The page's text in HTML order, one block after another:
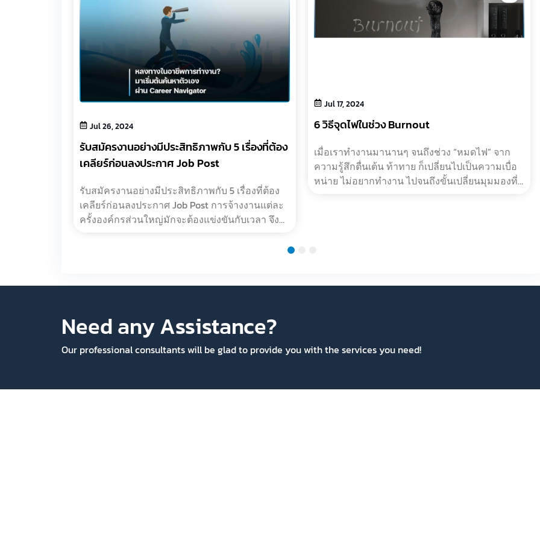
Jul 26, 2024
รับสมัครงานอย่างมีประสิทธิภาพกับ 5 เรื่องที่ต้อง
เคลียร์ก่อนลงประกาศ Job Post
รับสมัครงานอย่างมีประสิทธิภาพกับ 5 เรื่องที่ต้อง
เคลียร์ก่อนลงประกาศ Job Post การจ้างงานแต่ละ
ครั้งองค์กรส่วนใหญ่มักจะต้องแข่งขันกับเวลา จึงมี
Jul 17, 2024
6 วิธีจุดไฟในช่วง Burnout
เมื่อเราทำงานมานานๆ จนถึงช่วง “หมดไฟ” จาก
ความรู้สึกตื่นเต้น ท้าทาย ก็เปลี่ยนไปเป็นความเบื่อ
หน่าย ไม่อยากทำงาน ไปจนถึงขั้นเปลี่ยนมุมมองที่มี
Need any Assistance?
Our professional consultants will be glad to provide you with the services you need!